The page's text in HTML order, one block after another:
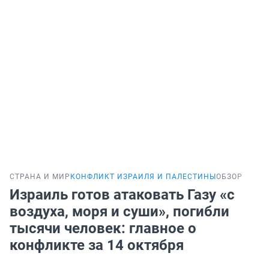
СТРАНА И МИР КОНФЛИКТ ИЗРАИЛЯ И ПАЛЕСТИНЫ ОБЗОР
Израиль готов атаковать Газу «с
воздуха, моря и суши», погибли
тысячи человек: главное о
конфликте за 14 октября